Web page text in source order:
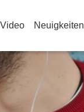
Video Neuigkeiten